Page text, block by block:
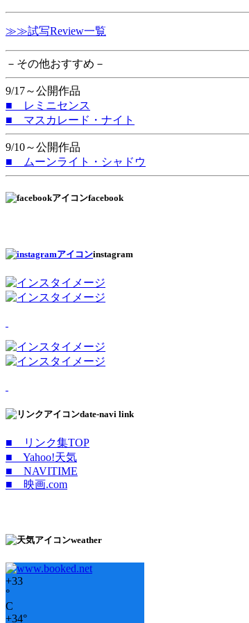
≫≫試写Review一覧
－その他おすすめ－
9/17～公開作品
■ レミニセンス
■ マスカレード・ナイト
9/10～公開作品
■ ムーンライト・シャドウ
facebook
instagram
date-navi link
■ リンク集TOP
■ Yahoo!天気
■ NAVITIME
■ 映画.com
weather
+33
°
C
+34°